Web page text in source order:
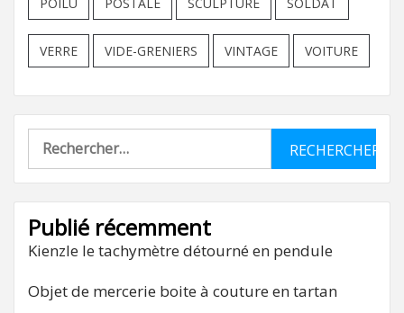
VERRE VIDE-GRENIERS VINTAGE VOITURE
Rechercher :
Publié récemment
Kienzle le tachymètre détourné en pendule
Objet de mercerie boite à couture en tartan